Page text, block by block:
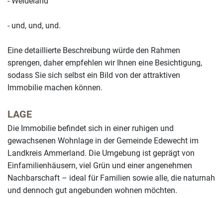
- und, und, und.
Eine detaillierte Beschreibung würde den Rahmen
sprengen, daher empfehlen wir Ihnen eine Besichtigung,
sodass Sie sich selbst ein Bild von der attraktiven
Immobilie machen können.
LAGE
Die Immobilie befindet sich in einer ruhigen und
gewachsenen Wohnlage in der Gemeinde Edewecht im
Landkreis Ammerland. Die Umgebung ist geprägt von
Einfamilienhäusern, viel Grün und einer angenehmen
Nachbarschaft – ideal für Familien sowie alle, die naturnah
und dennoch gut angebunden wohnen möchten.